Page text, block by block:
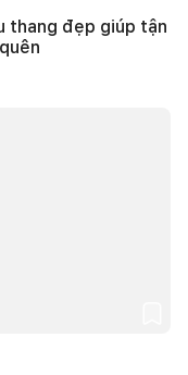
thang đẹp giúp tận